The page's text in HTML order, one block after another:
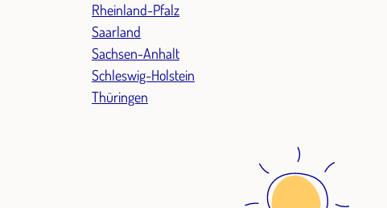
Rheinland-Pfalz
Saarland
Sachsen-Anhalt
Schleswig-Holstein
Thüringen